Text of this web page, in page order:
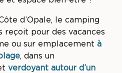
d’Opale, le camping
reçoit pour des vacances
ou sur emplacement à
, dans un
verdoyant autour d’un